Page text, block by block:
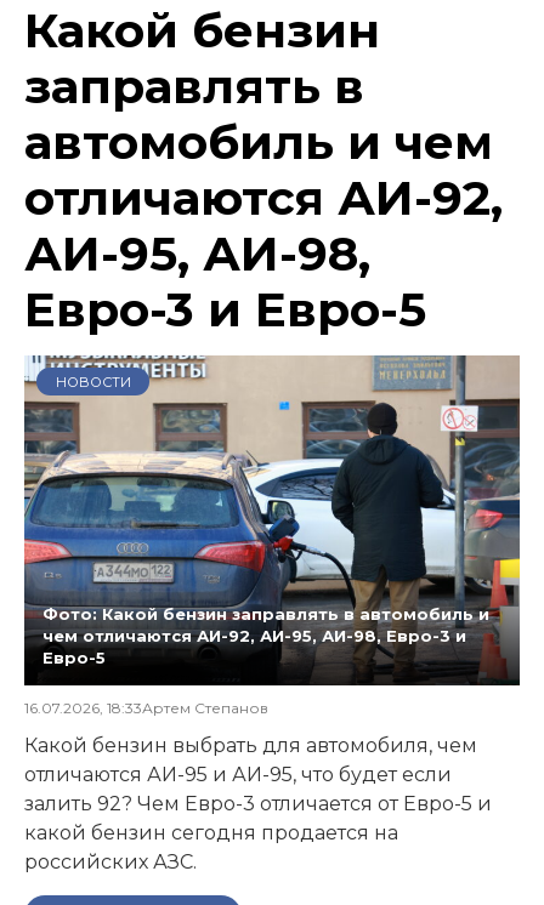
Какой бензин
заправлять в
автомобиль и чем
отличаются АИ-92,
АИ-95, АИ-98,
Евро-3 и Евро-5
НОВОСТИ
Фото: Какой бензин заправлять в автомобиль и
чем отличаются АИ-92, АИ-95, АИ-98, Евро-3 и
Евро-5
16.07.2026, 18:33Артем Степанов
Какой бензин выбрать для автомобиля, чем
отличаются АИ-95 и АИ-95, что будет если
залить 92? Чем Евро-3 отличается от Евро-5 и
какой бензин сегодня продается на
российских АЗС.